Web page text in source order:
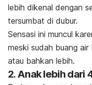
lebih dikenal dengan
tersumbat di dubur.
Sensasi ini muncul
meski sudah buang
atau bahkan lebih.
2. Anak lebih dari